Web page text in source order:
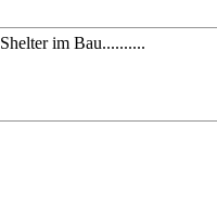
Shelter im Bau..........